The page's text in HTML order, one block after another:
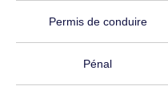
Permis de conduire
Pénal